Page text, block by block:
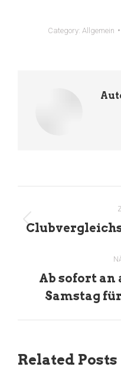
Category: Allgemein
Ab sofort an
Samstag
Related Posts